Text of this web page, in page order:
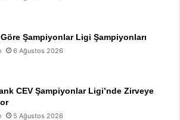
Göre Şampiyonlar Ligi Şampiyonları
6 Ağustos 2026
CEV Şampiyonlar Ligi’nde Zirveye
5 Ağustos 2026